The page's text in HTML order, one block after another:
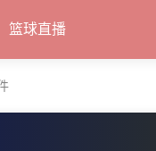
篮球直播